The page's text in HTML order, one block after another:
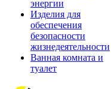
энергии
Изделия для
обеспечения
безопасности
жизнедеятельности
Ванная комната и
туалет